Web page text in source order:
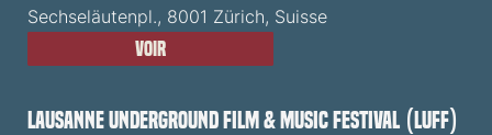
Sechseläutenpl., 8001 Zürich, Suisse
Voir
Lausanne Underground Film & Music Festival (LUFF)